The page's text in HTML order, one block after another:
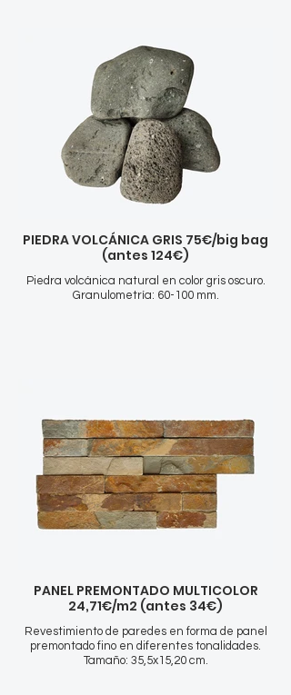
PIEDRA VOLCÁNICA GRIS 75€/big bag
(antes 124€)
Piedra volcánica natural en color gris oscuro.
Granulometría: 60-100 mm.
PANEL PREMONTADO MULTICOLOR
24,71€/m2 (antes 34€)
Revestimiento de paredes en forma de panel
premontado fino en diferentes tonalidades.
Tamaño: 35,5x15,20 cm.